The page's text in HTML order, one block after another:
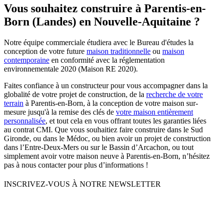
Vous souhaitez construire à Parentis-en-
Born (Landes) en Nouvelle-Aquitaine ?
Notre équipe commerciale étudiera avec le Bureau d'études la
conception de votre future maison traditionnelle ou maison
contemporaine en conformité avec la réglementation
environnementale 2020 (Maison RE 2020).
Faites confiance à un constructeur pour vous accompagner dans la
globalité de votre projet de construction, de la recherche de votre
terrain à Parentis-en-Born, à la conception de votre maison sur-
mesure jusqu'à la remise des clés de votre maison entièrement
personnalisée, et tout cela en vous offrant toutes les garanties liées
au contrat CMI. Que vous souhaitiez faire construire dans le Sud
Gironde, ou dans le Médoc, ou bien avoir un projet de construction
dans l’Entre-Deux-Mers ou sur le Bassin d’Arcachon, ou tout
simplement avoir votre maison neuve à Parentis-en-Born, n’hésitez
pas à nous contacter pour plus d’informations !
INSCRIVEZ-VOUS À NOTRE NEWSLETTER